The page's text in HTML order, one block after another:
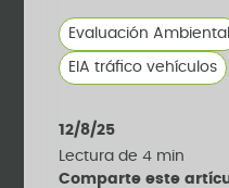
Evaluación Ambiental
EIA tráfico vehículos
12/8/25
Lectura de4 min
Comparte este